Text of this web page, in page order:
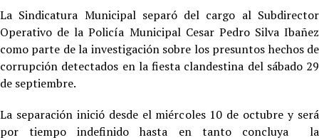
La Sindicatura Municipal separó del cargo al Subdirector
Operativo de la Policía Municipal Cesar Pedro Silva Ibañez
como parte de la investigación sobre los presuntos hechos de
corrupción detectados en la fiesta clandestina del sábado 29
de septiembre.
La separación inició desde el miércoles 10 de octubre y será
por tiempo indefinido hasta en tanto concluya la